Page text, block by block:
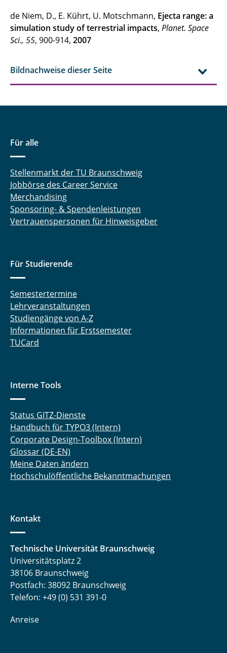
de Niem, D., E. Kührt, U. Motschmann, Ejecta range: a
simulation study of terrestrial impacts, Planet. Space
Sci., 55, 900-914, 2007
Bildnachweise dieser Seite
Für alle
Stellenmarkt der TU Braunschweig
Jobbörse des Career Service
Merchandising
Sponsoring- & Spendenleistungen
Vertrauenspersonen für Hinweisgeber
Für Studierende
Semestertermine
Lehrveranstaltungen
Studiengänge von A-Z
Informationen für Erstsemester
TUCard
Interne Tools
Status GITZ-Dienste
Handbuch für TYPO3 (Intern)
Corporate Design-Toolbox (Intern)
Glossar (DE-EN)
Meine Daten ändern
Hochschulöffentliche Bekanntmachungen
Kontakt
Technische Universität Braunschweig
Universitätsplatz 2
38106 Braunschweig
Postfach: 38092 Braunschweig
Telefon: +49 (0) 531 391-0
Anreise